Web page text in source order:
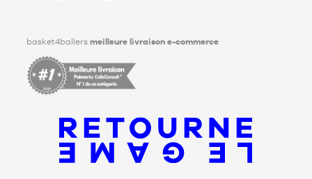
basket4ballers meilleure livraison e-commerce